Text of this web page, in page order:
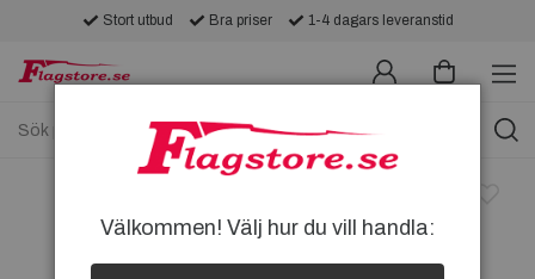
Stort utbud Bra priser 1-4 dagars leveranstid
Välkommen! Välj hur du vill handla: